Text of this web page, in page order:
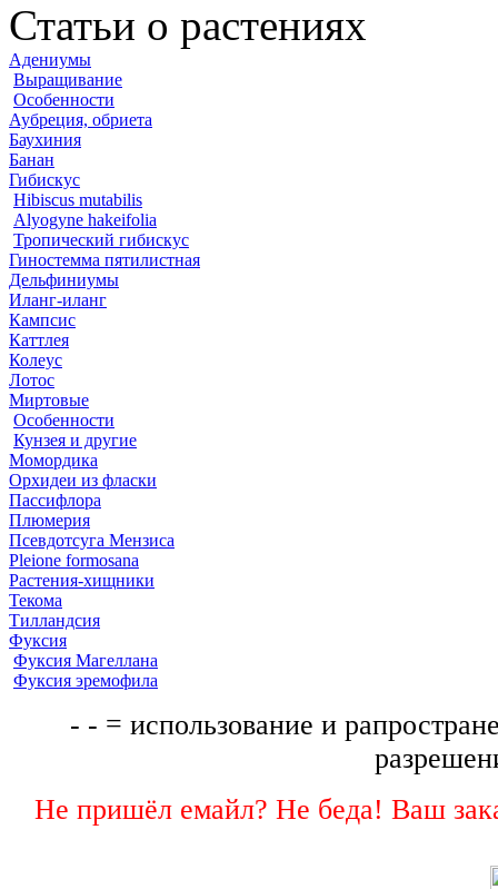
Статьи о растениях
Адениумы
Выращивание
Особенности
Аубреция, обриета
Баухиния
Банан
Гибискус
Hibiscus mutabilis
Alyogyne hakeifolia
Тропический гибискус
Гиностемма пятилистная
Дельфиниумы
Иланг-иланг
Кампсис
Каттлея
Колеус
Лотос
Миртовые
Особенности
Кунзея и другие
Момордика
Орхидеи из фласки
Пассифлора
Плюмерия
Псевдотсуга Мензиса
Pleione formosana
Растения-хищники
Текома
Тилландсия
Фуксия
Фуксия Магеллана
Фуксия эремофила
- - = использование и
Не пришёл емайл? Не беда! Ваш